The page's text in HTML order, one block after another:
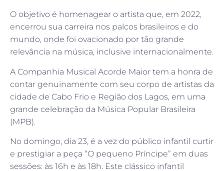
O objetivo é homenagear o artista que, em 2022,
encerrou sua carreira nos palcos brasileiros e do
mundo, onde foi ovacionado por tão grande
relevância na música, inclusive internacionalmente.
A Companhia Musical Acorde Maior tem a honra de
contar genuinamente com seu corpo de artistas da
cidade de Cabo Frio e Região dos Lagos, em uma
grande celebração da Música Popular Brasileira
(MPB).
No domingo, dia 23, é a vez do público infantil curtir
e prestigiar a peça “O pequeno Príncipe” em duas
sessões: às 16h e às 18h. Este clássico infantil